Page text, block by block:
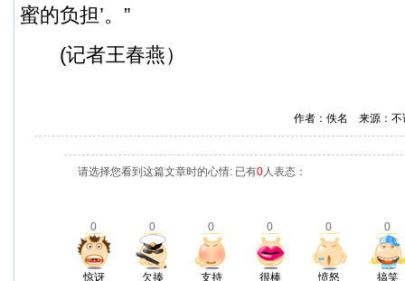
蜜的负担’。”
(记者王春燕）
作者：佚名 来源：
请选择您看到这篇文章时的心情: 已有0人表态：
0 0 0 0 0 0
惊讶 欠揍 支持 很棒 愤怒 搞笑